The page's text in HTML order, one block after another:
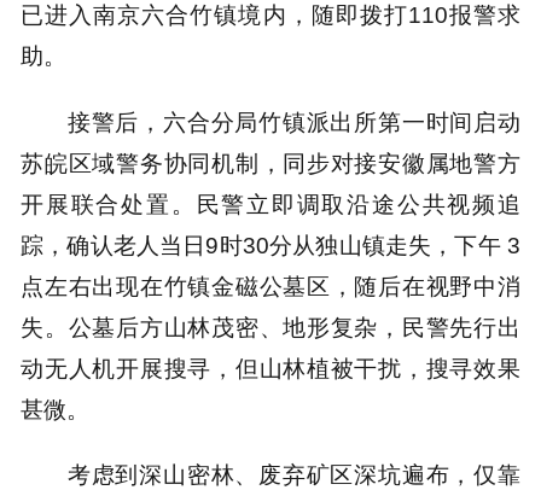
已进入南京六合竹镇境内，随即拨打110报警求
助。
接警后，六合分局竹镇派出所第一时间启动
苏皖区域警务协同机制，同步对接安徽属地警方
开展联合处置。民警立即调取沿途公共视频追
踪，确认老人当日9时30分从独山镇走失，下午 3
点左右出现在竹镇金磁公墓区，随后在视野中消
失。公墓后方山林茂密、地形复杂，民警先行出
动无人机开展搜寻，但山林植被干扰，搜寻效果
甚微。
考虑到深山密林、废弃矿区深坑遍布，仅靠